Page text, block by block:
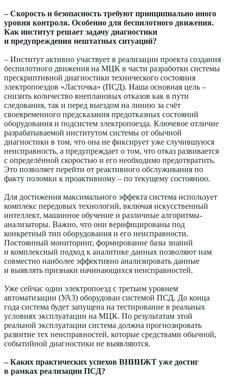
– Скорость и безопасность требуют принципиально иного
уровня контроля. Особенно для беспилотного движения.
Как институт решает задачу диагностики
и предупреждения не­штатных ситуаций?
– Институт активно участвует в реализации проекта создания
беспилотного движения на МЦК в части разработки системы
прескриптивной диагностики технического состояния
электропоездов «Ласточка» (ПСД). Наша основная цель –
снизить количество внеплановых отказов как в пути
следования, так и перед выездом на линию за счёт
своевременного предсказания предотказных состояний
оборудования и подсистем электропоезда. Ключевое отличие
разрабатываемой институтом системы от обычной
диагностики в том, что она не фиксирует уже случившуюся
неисправность, а предупреждает о том, что отказ развивается
с определённой скоростью и его необходимо предотвратить.
Это позволяет перейти от реактивного обслуживания по
факту поломки к проактивному – по текущему состоянию.
Для достижения максимального эффекта система использует
комплекс передовых технологий, включая искусственный
интеллект, машинное обучение и различные алгоритмы-
анализаторы. Важно, что они верифицированы под
конкретный тип оборудования и его неисправности.
Постоянный мониторинг, формирование базы знаний
и комплексный подход к аналитике данных позволяют нам
совместно наиболее эффективно анализировать данные
и выявлять признаки начинающихся неисправностей.
Уже сейчас один электропоезд с третьим уровнем
автоматизации (УА3) оборудован системой ПСД. До конца
года система будет запущена на тестирование в реальных
условиях эксплуатации на МЦК. По результатам этой
реальной эксплуатации система должна прогнозировать
развитие тех неисправностей, которые средствами обычной,
событийной диагностики не выявляются.
– Каких практических успехов ВНИИЖТ уже достиг
в рамках реализации ПСД?